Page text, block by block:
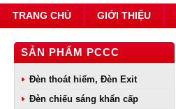
TRANG CHỦ GIỚI THIỆU
SẢN PHẨM PCCC
Đèn thoát hiểm, Đèn Exit
Đèn chiếu sáng khẩn cấp